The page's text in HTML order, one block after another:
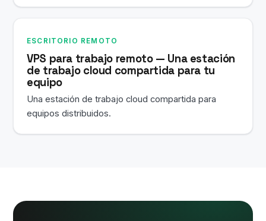
ESCRITORIO REMOTO
VPS para trabajo remoto — Una estación
de trabajo cloud compartida para tu
equipo
Una estación de trabajo cloud compartida para
equipos distribuidos.